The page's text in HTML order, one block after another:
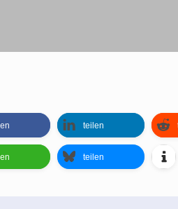
teilen
teilen